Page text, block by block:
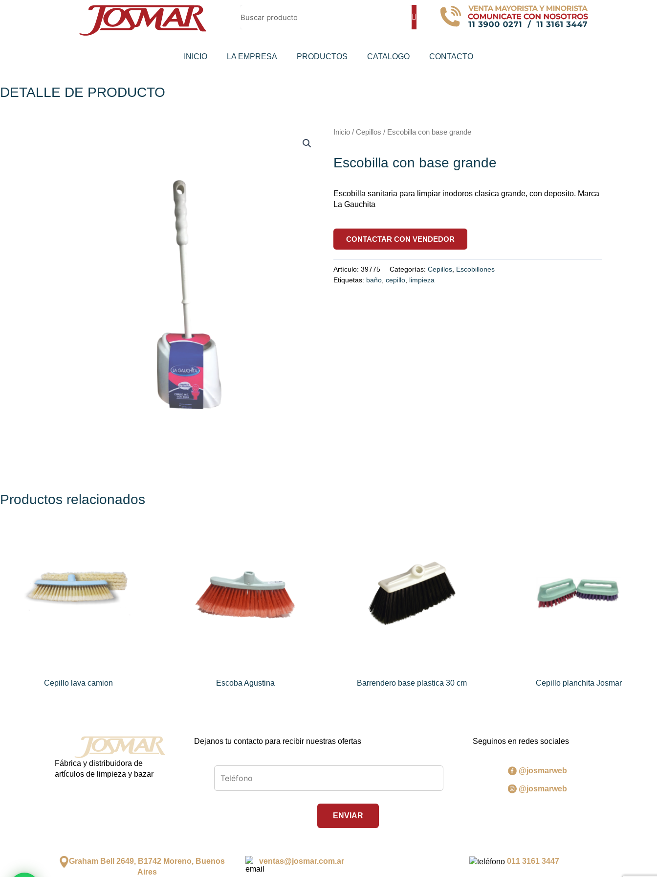
INICIO LA EMPRESA PRODUCTOS CATALOGO CONTACTO
DETALLE DE PRODUCTO
Inicio / Cepillos / Escobilla con base grande
Escobilla con base grande
Escobilla sanitaria para limpiar inodoros clasica grande, con deposito. Marca
La Gauchita
CONTACTAR CON VENDEDOR
Artículo: 39775 Categorías: Cepillos Escobillones
Etiquetas: baño cepillo limpieza
Productos relacionados
Cepillo lava camion Escoba Agustina Barrendero base plastica 30 cm Cepillo planchita Josmar
Fábrica y distribuidora de
artículos de limpieza y bazar
Dejanos tu contacto para recibir nuestras ofertas Seguinos en redes sociales
@josmarweb
@josmarweb
Graham Bell 2649, B1742 Moreno, Buenos
Aires
ventas@josmar.com.ar 011 3161 3447